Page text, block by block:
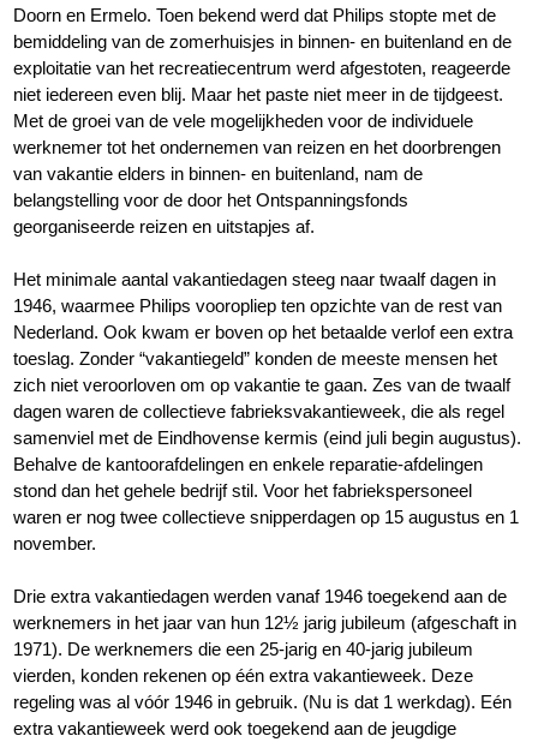
Doorn en Ermelo. Toen bekend werd dat Philips stopte met de
bemiddeling van de zomerhuisjes in binnen- en buitenland en de
exploitatie van het recreatiecentrum werd afgestoten, reageerde
niet iedereen even blij. Maar het paste niet meer in de tijdgeest.
Met de groei van de vele mogelijkheden voor de individuele
werknemer tot het ondernemen van reizen en het doorbrengen
van vakantie elders in binnen- en buitenland, nam de
belangstelling voor de door het Ontspanningsfonds
georganiseerde reizen en uitstapjes af.
Het minimale aantal vakantiedagen steeg naar twaalf dagen in
1946, waarmee Philips vooropliep ten opzichte van de rest van
Nederland. Ook kwam er boven op het betaalde verlof een extra
toeslag. Zonder “vakantiegeld” konden de meeste mensen het
zich niet veroorloven om op vakantie te gaan. Zes van de twaalf
dagen waren de collectieve fabrieksvakantieweek, die als regel
samenviel met de Eindhovense kermis (eind juli begin augustus).
Behalve de kantoorafdelingen en enkele reparatie-afdelingen
stond dan het gehele bedrijf stil. Voor het fabriekspersoneel
waren er nog twee collectieve snipperdagen op 15 augustus en 1
november.
Drie extra vakantiedagen werden vanaf 1946 toegekend aan de
werknemers in het jaar van hun 12½ jarig jubileum (afgeschaft in
1971). De werknemers die een 25-jarig en 40-jarig jubileum
vierden, konden rekenen op één extra vakantieweek. Deze
regeling was al vóór 1946 in gebruik. (Nu is dat 1 werkdag). Eén
extra vakantieweek werd ook toegekend aan de jeugdige